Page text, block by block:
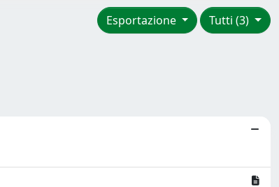
Tutti (3)
Esportazione